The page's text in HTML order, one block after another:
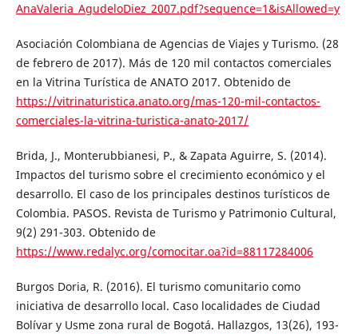
AnaValeria_AgudeloDiez_2007.pdf?sequence=1&isAllowed=y
Asociación Colombiana de Agencias de Viajes y Turismo. (28
de febrero de 2017). Más de 120 mil contactos comerciales
en la Vitrina Turística de ANATO 2017. Obtenido de
https://vitrinaturistica.anato.org/mas-120-mil-contactos-
comerciales-la-vitrina-turistica-anato-2017/
Brida, J., Monterubbianesi, P., & Zapata Aguirre, S. (2014).
Impactos del turismo sobre el crecimiento económico y el
desarrollo. El caso de los principales destinos turísticos de
Colombia. PASOS. Revista de Turismo y Patrimonio Cultural,
9(2) 291-303. Obtenido de
https://www.redalyc.org/comocitar.oa?id=88117284006
Burgos Doria, R. (2016). El turismo comunitario como
iniciativa de desarrollo local. Caso localidades de Ciudad
Bolívar y Usme zona rural de Bogotá. Hallazgos, 13(26), 193-